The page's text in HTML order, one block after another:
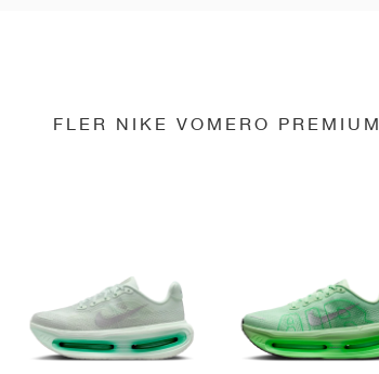
FLER NIKE VOMERO PREMIUM